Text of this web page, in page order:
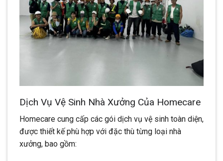
Dịch Vụ Vệ Sinh Nhà Xưởng Của Homecare
Homecare cung cấp các gói dịch vụ vệ sinh toàn diện,
được thiết kế phù hợp với đặc thù từng loại nhà
xưởng, bao gồm: